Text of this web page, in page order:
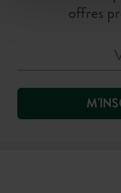
offres